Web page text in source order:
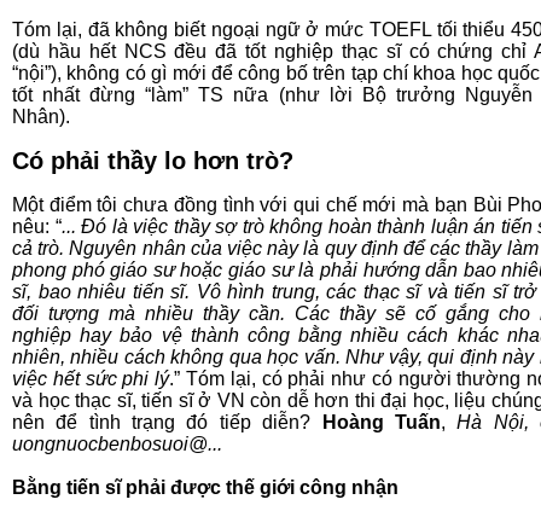
Tóm lại, đã không biết ngoại ngữ ở mức TOEFL tối thiểu
(dù hầu hết NCS đều đã tốt nghiệp thạc sĩ có chứng chỉ
“nội”), không có gì mới để công bố trên tạp chí khoa học
tốt nhất đừng “làm” TS nữa (như lời Bộ trưởng Nguyễn
Nhân).
Có phải thầy lo hơn trò?
Một điểm tôi chưa đồng tình với qui chế mới mà bạn Bùi
nêu: “... Đó là việc thầy sợ trò không hoàn thành luận án tiến
cả trò. Nguyên nhân của việc này là quy định để các thầy
phong phó giáo sư hoặc giáo sư là phải hướng dẫn bao
sĩ, bao nhiêu tiến sĩ. Vô hình trung, các thạc sĩ và tiến sĩ trở
đối tượng mà nhiều thầy cần. Các thầy sẽ cố gắng cho
nghiệp hay bảo vệ thành công bằng nhiều cách khác
nhiên, nhiều cách không qua học vấn. Như vậy, qui định này
việc hết sức phi lý.” Tóm lại, có phải như có người thường
và học thạc sĩ, tiến sĩ ở VN còn dễ hơn thi đại học, liệu
nên để tình trạng đó tiếp diễn?
Hoàng Tuấn,Hà Nội,
uongnuocbenbosuoi@...
Bằng tiến sĩ phải được thế giới công nhận